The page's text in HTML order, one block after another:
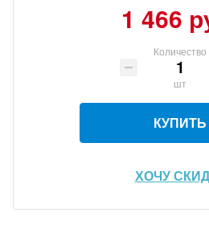
1 466
Количество
шт
КУПИТЬ
ХОЧУ